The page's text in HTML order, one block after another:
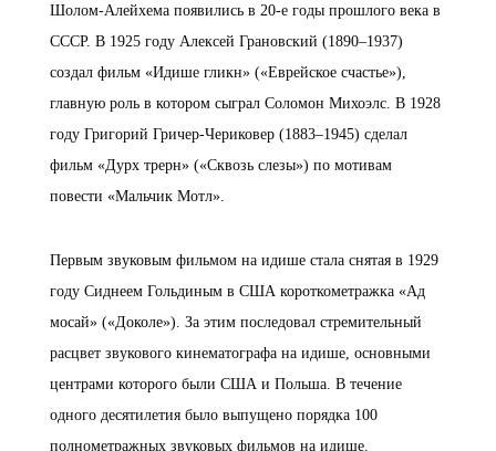
Шолом-Алейхема появились в 20-е годы прошлого века в
СССР. В 1925 году Алексей Грановский (1890–1937)
создал фильм «Идише гликн» («Еврейское счастье»),
главную роль в котором сыграл Соломон Михоэлс. В 1928
году Григорий Гричер-Чериковер (1883–1945) сделал
фильм «Дурх трерн» («Сквозь слезы») по мотивам
повести «Мальчик Мотл».
Первым звуковым фильмом на идише стала снятая в 1929
году Сиднеем Гольдиным в США короткометражка «Ад
мосай» («Доколе»). За этим последовал стремительный
расцвет звукового кинематографа на идише, основными
центрами которого были США и Польша. В течение
одного десятилетия было выпущено порядка 100
полнометражных звуковых фильмов на идише.